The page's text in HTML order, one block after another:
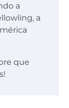
a
a
que